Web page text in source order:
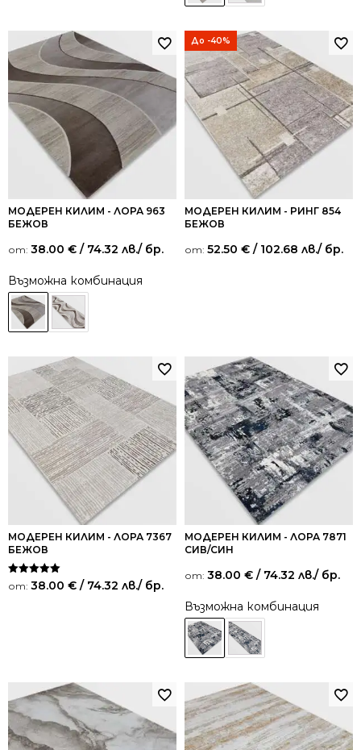
МОДЕРЕН КИЛИМ - ЛОРА 963
БЕЖОВ
от: 38.00 € / 74.32 лв./ бр.
Възможна комбинация
До -40%
МОДЕРЕН КИЛИМ - РИНГ 854
БЕЖОВ
от: 52.50 € / 102.68 лв./ бр.
МОДЕРЕН КИЛИМ - ЛОРА 7367
БЕЖОВ
Оценено на
5.00
от: 38.00 € / 74.32 лв./ бр.
МОДЕРЕН КИЛИМ - ЛОРА 7871
СИВ/СИН
от: 38.00 € / 74.32 лв./ бр.
Възможна комбинация